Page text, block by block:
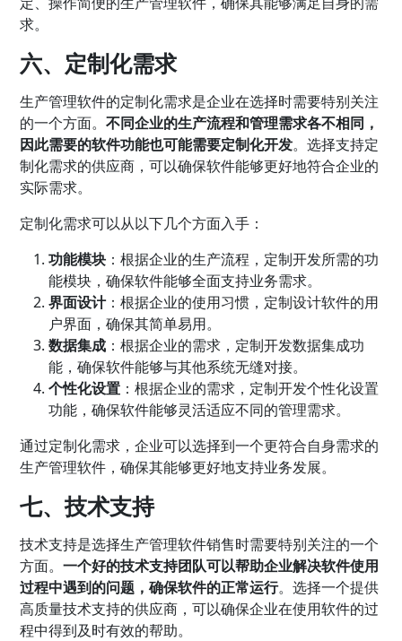
求。
六、定制化需求
生产管理软件的定制化需求是企业在选择时需要特别关注
的一个方面。不同企业的生产流程和管理需求各不相同，
因此需要的软件功能也可能需要定制化开发。选择支持定
制化需求的供应商，可以确保软件能够更好地符合企业的
实际需求。
定制化需求可以从以下几个方面入手：
功能模块 ：根据企业的生产流程，定制开发所需的功
能模块，确保软件能够全面支持业务需求。
界面设计：根据企业的使用习惯，定制设计软件的用
户界面，确保其简单易用。
数据集成 ：根据企业的需求，定制开发数据集成功
能，确保软件能够与其他系统无缝对接。
个性化设置 ：根据企业的需求，定制开发个性化设置
功能，确保软件能够灵活适应不同的管理需求。
通过定制化需求，企业可以选择到一个更符合自身需求的
生产管理软件，确保其能够更好地支持业务发展。
七、技术支持
技术支持是选择生产管理软件销售时需要特别关注的一个
方面。一个好的技术支持团队可以帮助企业解决软件使用
过程中遇到的问题，确保软件的正常运行。选择一个提供
高质量技术支持的供应商，可以确保企业在使用软件的过
程中得到及时有效的帮助。